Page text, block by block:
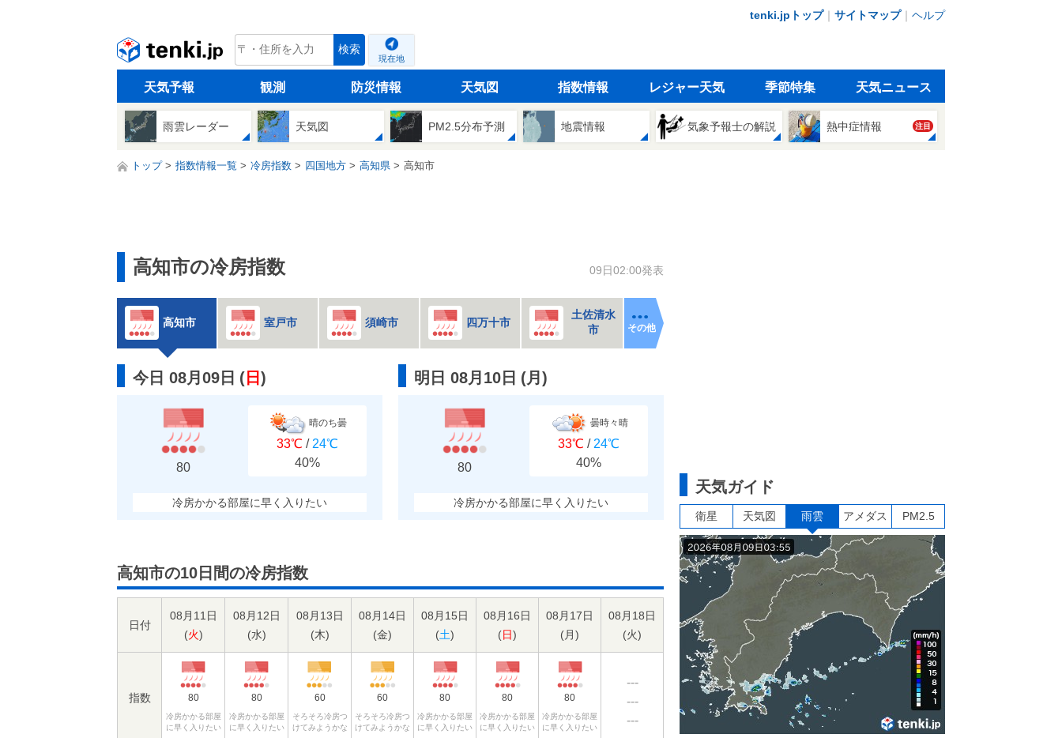
tenki.jpトップ｜ サイトマップ｜ ヘルプ
tenki.jp 検索
現在地
天気予報 観測 防災情報 天気図 指数情報 レジャー天気 季節特集 天気ニュース
雨雲レーダー 天気図 PM2.5分布予測 地震情報 気象予報士の解説 熱中症情報 注目
トップ 指数情報一覧 冷房指数 四国地方 高知県 高知市
高知市の冷房指数 09日02:00発表
高知市 室戸市 須崎市 四万十市
土佐清水
市
その他
今日 08月09日 ( 日 )
80
晴のち曇
33℃ / 24℃
40%
冷房かかる部屋に早く入りたい
明日 08月10日 (月 )
80
曇時々晴
33℃ / 24℃
40%
冷房かかる部屋に早く入りたい
高知市の10日間の冷房指数
日付
08月11日
(火)
08月12日
(水)
08月13日
(木)
08月14日
(金)
08月15日
(土)
08月16日
(日)
08月17日
(月)
08月18日
(火)
指数 80
冷房かかる部屋
に早く入りたい
80
冷房かかる部屋
に早く入りたい
60
そろそろ冷房つ
けてみようかな
60
そろそろ冷房つ
けてみようかな
80
冷房かかる部屋
に早く入りたい
80
冷房かかる部屋
に早く入りたい
80
冷房かかる部屋
に早く入りたい
---
---
---
天気ガイド
衛星 天気図 雨雲 アメダス PM2.5